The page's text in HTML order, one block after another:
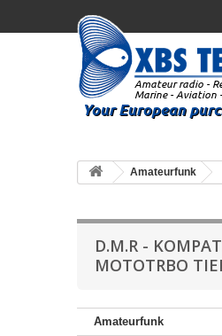
Amateurfunk
D.M.R -
MOTOTRBO
Amateurfunk